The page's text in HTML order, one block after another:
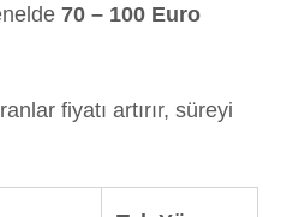
70 – 100 Euro
fiyatı artırır, süreyi